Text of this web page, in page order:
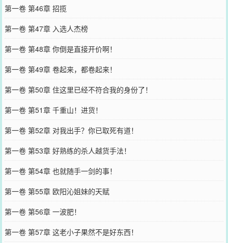
第一卷 第46章 招揽
第一卷 第47章 入选人杰榜
第一卷 第48章 你倒是直接开价啊！
第一卷 第49章 卷起来，都卷起来！
第一卷 第50章 住这里已经不符合我的身份了！
第一卷 第51章 千重山！进货！
第一卷 第52章 对我出手？你已取死有道！
第一卷 第53章 好熟练的杀人越货手法！
第一卷 第54章 也就随手一剑的事！
第一卷 第55章 欧阳沁姐妹的天赋
第一卷 第56章 一波肥！
第一卷 第57章 这老小子果然不是好东西！